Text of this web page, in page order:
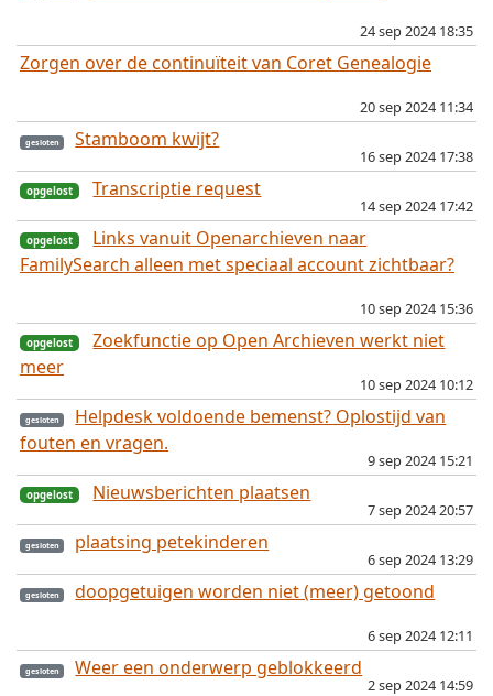
opgelost
opgelost
opgelost
24 sep 2024 18:35
Zorgen over de continuïteit van Coret Genealogie
20 sep 2024 11:34
Stamboom kwijt?
16 sep 2024 17:38
opgelost
Transcriptie request
14 sep 2024 17:42
opgelost
Links vanuit Openarchieven naar
FamilySearch alleen met speciaal account zichtbaar?
10 sep 2024 15:36
Zoekfunctie op Open Archieven werkt niet
meer
10 sep 2024 10:12
Helpdesk voldoende bemenst? Oplostijd van
fouten en vragen.
9 sep 2024 15:21
Nieuwsberichten plaatsen
7 sep 2024 20:57
plaatsing petekinderen
6 sep 2024 13:29
doopgetuigen worden niet (meer) getoond
6 sep 2024 12:11
Weer een onderwerp geblokkeerd
2 sep 2024 14:59